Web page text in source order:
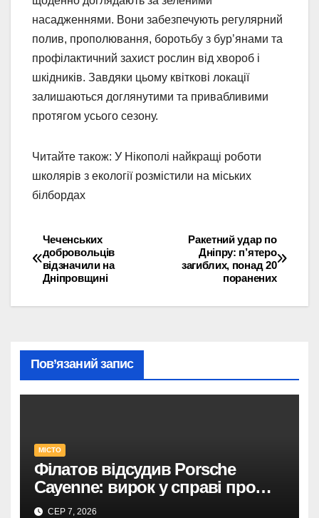
насадженнями. Вони забезпечують регулярний
полив, прополювання, боротьбу з бур’янами та
профілактичний захист рослин від хвороб і
шкідників. Завдяки цьому квіткові локації
залишаються доглянутими та привабливими
протягом усього сезону.
Читайте також: У Нікополі найкращі роботи
школярів з екології розмістили на міських
білбордах
Навігація
записів
Ракетний удар по
Дніпру: п’ятеро
загиблих, понад 20
поранених
Чеченських
добровольців
відзначили на
Дніпровщині
Пов’язаний запис
МІСТО
Філатов відсудив Porsche
Cayenne: вирок у справі про
фейк.
СЕР 7, 2026